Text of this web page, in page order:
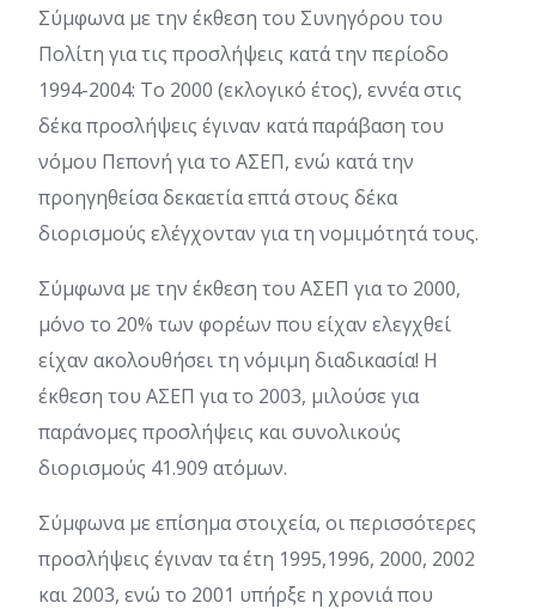
Σύμφωνα με την έκθεση του Συνηγόρου του
Πολίτη για τις προσλήψεις κατά την περίοδο
1994-2004: Το 2000 (εκλογικό έτος), εννέα στις
δέκα προσλήψεις έγιναν κατά παράβαση του
νόμου Πεπονή για το ΑΣΕΠ, ενώ κατά την
προηγηθείσα δεκαετία επτά στους δέκα
διορισμούς ελέγχονταν για τη νομιμότητά τους.
Σύμφωνα με την έκθεση του ΑΣΕΠ για το 2000,
μόνο το 20% των φορέων που είχαν ελεγχθεί
είχαν ακολουθήσει τη νόμιμη διαδικασία! Η
έκθεση του ΑΣΕΠ για το 2003, μιλούσε για
παράνομες προσλήψεις και συνολικούς
διορισμούς 41.909 ατόμων.
Σύμφωνα με επίσημα στοιχεία, οι περισσότερες
προσλήψεις έγιναν τα έτη 1995,1996, 2000, 2002
και 2003, ενώ το 2001 υπήρξε η χρονιά που